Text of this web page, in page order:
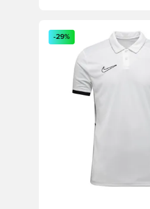
Otvorí modál na
-29%